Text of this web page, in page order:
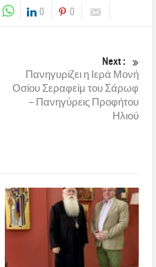
0 0
Next :
Πανηγυρίζει η Ιερά Μονή
Οσίου Σεραφείμ του Σάρωφ
– Πανηγύρεις Προφήτου
Ηλιού